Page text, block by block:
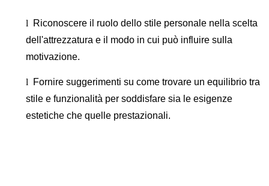
l
Riconoscere il ruolo dello stile personale nella scelta
dell'attrezzatura e il modo in cui può influire sulla
motivazione.
l
Fornire suggerimenti su come trovare un equilibrio tra
stile e funzionalità per soddisfare sia le esigenze
estetiche che quelle prestazionali.